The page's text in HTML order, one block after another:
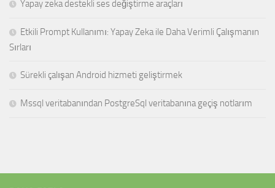
Yapay zeka destekli ses değiştirme araçları
Etkili Prompt Kullanımı: Yapay Zeka ile Daha Verimli Çalışmanın
Sırları
Sürekli çalışan Android hizmeti geliştirmek
Mssql veritabanından PostgreSql veritabanına geçiş notlarım